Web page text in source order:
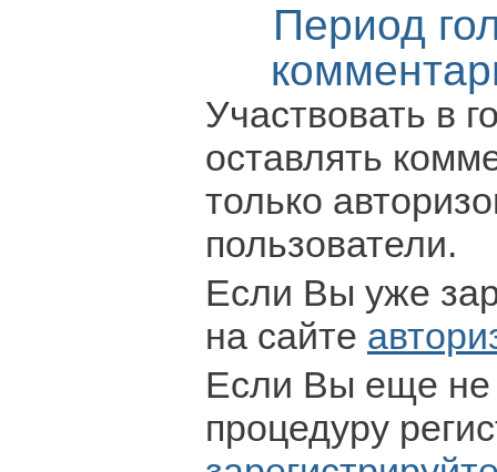
Период
Участвовать в
оставлять
только
пользователи.
Если Вы уже
на сайте
Если Вы еще не
процедуру